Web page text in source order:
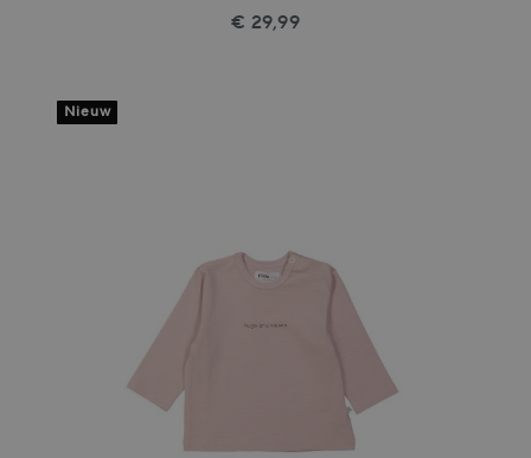
€ 29,99
Nieuw